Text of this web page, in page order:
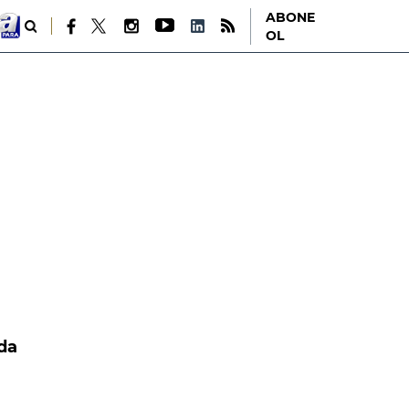
ABONE
OL